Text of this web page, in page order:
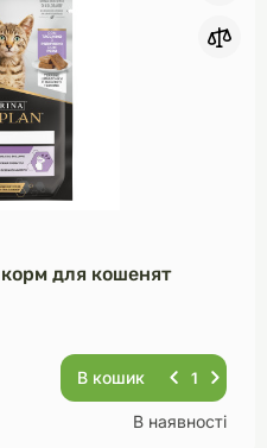
для кошенят
В кошик
В наявності